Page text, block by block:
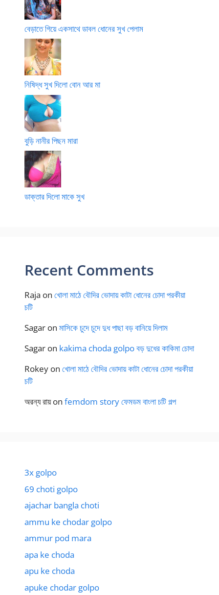
বেড়াতে গিয়ে একসাথে ডাবল ধোনের সুখ পেলাম
নিষিদ্ধ সুখ দিলো বোন আর মা
বুড়ি নানীর পিছন মারা
ডাক্তার দিলো মাকে সুখ
Recent Comments
Raja on খোলা মাঠে বৌদির ভোদায় কাটা ধোনের চোদা পরকীয়া
চটি
Sagar on মাসিকে চুদে চুদে দুধ পাছা বড় বানিয়ে দিলাম
Sagar on kakima choda golpo বড় দুধের কাকিমা চোদা
Rokey on খোলা মাঠে বৌদির ভোদায় কাটা ধোনের চোদা পরকীয়া
চটি
অরন্য রায়on femdom story ফেমডম বাংলা চটি গল্প
3x golpo
69 choti golpo
ajachar bangla choti
ammu ke chodar golpo
ammur pod mara
apa ke choda
apu ke choda
apuke chodar golpo